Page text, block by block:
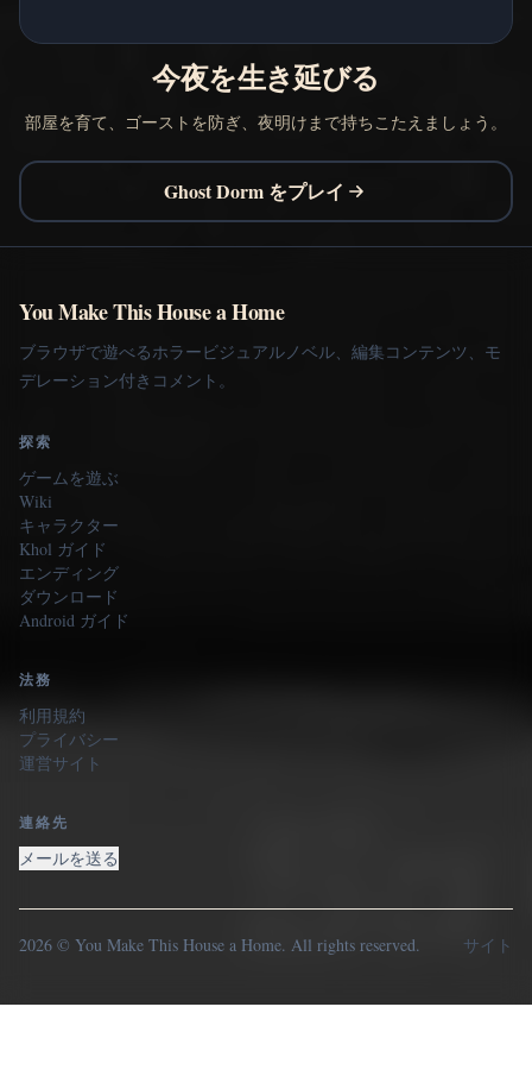
今夜を生き延びる
部屋を育て、ゴーストを防ぎ、夜明けまで持ちこたえましょう。
Ghost Dorm をプレイ
You Make This House a Home
ブラウザで遊べるホラービジュアルノベル、編集コンテンツ、モ
デレーション付きコメント。
探索
ゲームを遊ぶ
Wiki
キャラクター
Khol ガイド
エンディング
ダウンロード
Android ガイド
法務
利用規約
プライバシー
運営サイト
連絡先
メールを送る
2026 © You Make This House a Home. All rights reserved. サイト